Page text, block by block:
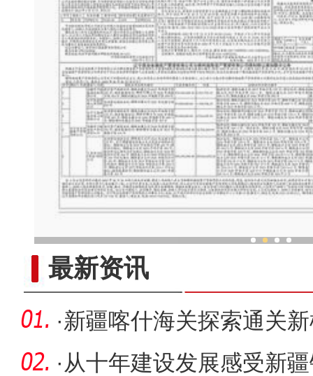
最新资讯
·新疆喀什海关探索通关
通道
· 从十年建设发展感受新